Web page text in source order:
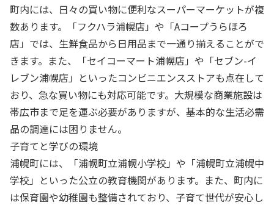
町内には、日々の買い物に便利なスーパーマーケットが複
数あります。「フクハラ浦幌店」や「Aコープうらほろ
店」では、生鮮食品から日用品まで一通り揃えることがで
きます。また、「セイコーマート浦幌店」や「セブン-イ
レブン浦幌店」といったコンビニエンスストアも点在して
おり、急な買い物にも対応可能です。大規模な商業施設は
帯広市まで足を運ぶ必要がありますが、基本的な生活必需
品の調達には困りません。
子育てと学びの環境
浦幌町には、「浦幌町立浦幌小学校」や「浦幌町立浦幌中
学校」といった公立の教育機関があります。また、町内に
は保育園や幼稚園も整備されており、子育て世代が安心し